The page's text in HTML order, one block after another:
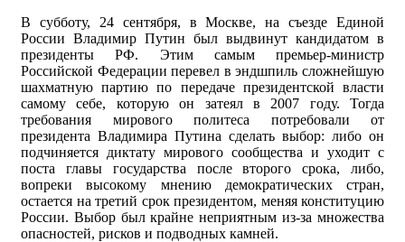
В субботу, 24 сентября, в Москве, на съезде Единой
России Владимир Путин был выдвинут кандидатом в
президенты РФ. Этим самым премьер-министр
Российской Федерации перевел в эндшпиль сложнейшую
шахматную партию по передаче президентской власти
самому себе, которую он затеял в 2007 году. Тогда
требования мирового политеса потребовали от
президента Владимира Путина сделать выбор: либо он
подчиняется диктату мирового сообщества и уходит с
поста главы государства после второго срока, либо,
вопреки высокому мнению демократических стран,
остается на третий срок президентом, меняя конституцию
России. Выбор был крайне неприятным из-за множества
опасностей, рисков и подводных камней.